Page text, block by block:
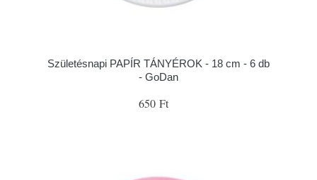
Születésnapi PAPÍR TÁNYÉROK - 18 cm - 6 db
- GoDan
650 Ft